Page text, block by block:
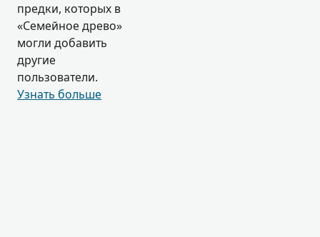
предки, которых в
«Семейное древо»
могли добавить
другие
пользователи.
Узнать больше